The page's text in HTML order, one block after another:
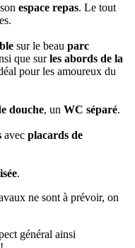
espace repas. Le tout
sur le beau parc
que surles abords de la
pour les amoureux du
douche, un WC séparé.
avec placards de
.
ne sont à prévoir, on
général ainsi